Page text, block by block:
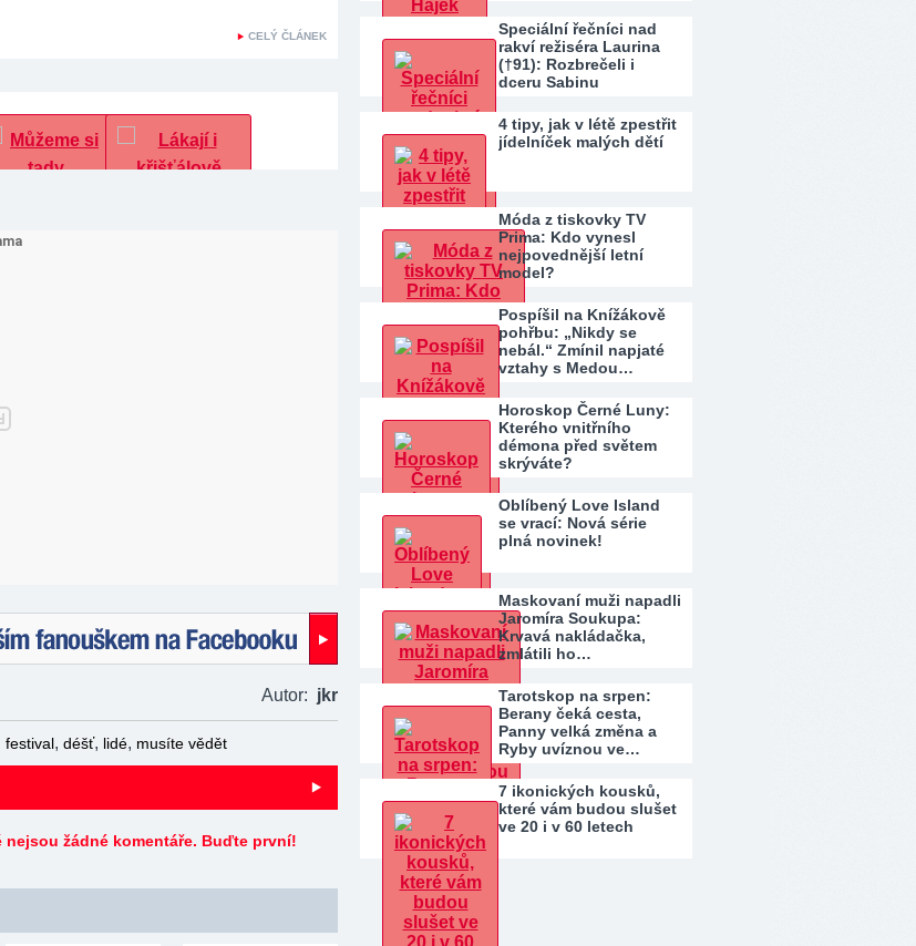
CELÝ ČLÁNEK
Autor: jkr
festival, déšť, lidé, musíte vědět
žádné komentáře. Buďte první!
Speciální řečníci nad
rakví režiséra Laurina
(†91): Rozbrečeli i
dceru Sabinu
4 tipy, jak v létě zpestřit
jídelníček malých dětí
Móda z tiskovky TV
Prima: Kdo vynesl
nejpovednější letní
model?
Pospíšil na Knížákově
pohřbu: „Nikdy se
nebál.“ Zmínil napjaté
vztahy s Medou…
Horoskop Černé Luny:
Kterého vnitřního
démona před světem
skrýváte?
Oblíbený Love Island
se vrací: Nová série
plná novinek!
Maskovaní muži napadli
Jaromíra Soukupa:
Krvavá nakládačka,
zmlátili ho…
Tarotskop na srpen:
Berany čeká cesta,
Panny velká změna a
Ryby uvíznou ve…
7 ikonických kousků,
které vám budou slušet
ve 20 i v 60 letech